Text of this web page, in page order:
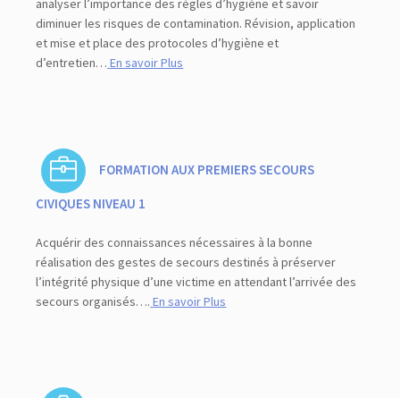
analyser l’importance des règles d’hygiène et savoir
diminuer les risques de contamination. Révision, application
et mise et place des protocoles d’hygiène et
d’entretien… En savoir Plus
FORMATION AUX PREMIERS SECOURS
CIVIQUES NIVEAU 1
Acquérir des connaissances nécessaires à la bonne
réalisation des gestes de secours destinés à préserver
l’intégrité physique d’une victime en attendant l’arrivée des
secours organisés…. En savoir Plus